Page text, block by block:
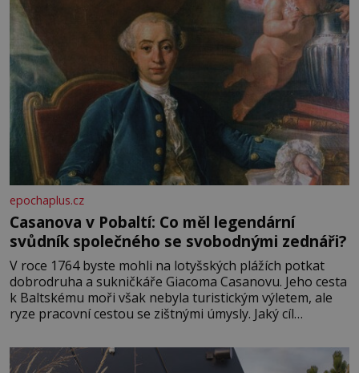
epochaplus.cz
Casanova v Pobaltí: Co měl legendární
svůdník společného se svobodnými zednáři?
V roce 1764 byste mohli na lotyšských plážích potkat
dobrodruha a sukničkáře Giacoma Casanovu. Jeho cesta
k Baltskému moři však nebyla turistickým výletem, ale
ryze pracovní cestou se zištnými úmysly. Jaký cíl
lotyšské Rigy? Casanova v Pobaltí kontaktoval tamní
zednářské lóže. Nebyl v této oblasti žádným nováčkem,